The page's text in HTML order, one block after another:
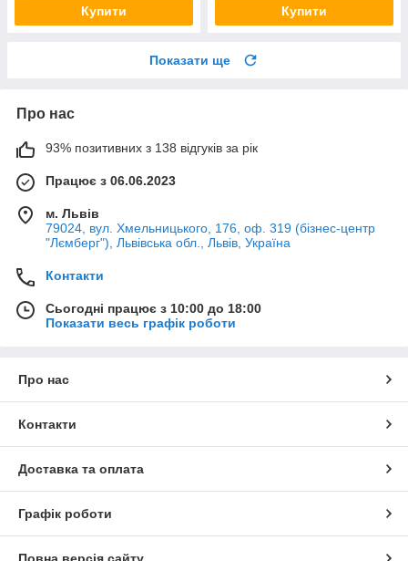
Купити Купити
Показати ще
Про нас
93% позитивних з 138 відгуків за рік
Працює з 06.06.2023
м. Львів
79024, вул. Хмельницького, 176, оф. 319 (бізнес-центр
"Лємберг"), Львівська обл., Львів, Україна
Контакти
Сьогодні працює з 10:00 до 18:00
Показати весь графік роботи
Про нас
Контакти
Доставка та оплата
Графік роботи